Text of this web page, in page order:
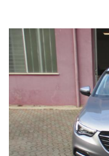
CERCHI IN LEGA
CLIMA AUTOMATICO
CRUISE CONTROL
COMANDI AL VOLANTE
COMPUTER DI BORDO